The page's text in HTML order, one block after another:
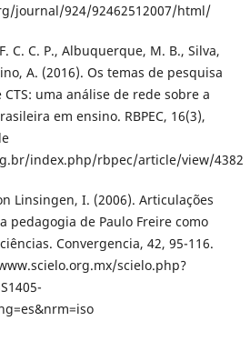
journal/924/92462512007/html/
C. C. P., Albuquerque, M. B., Silva,
A. (2016). Os temas de pesquisa
uma análise de rede sobre a
em ensino. RBPEC, 16(3),
index.php/rbpec/article/view/4382
Linsingen, I. (2006). Articulações
pedagogia de Paulo Freire como
Convergencia, 42, 95-116.
scielo.php?